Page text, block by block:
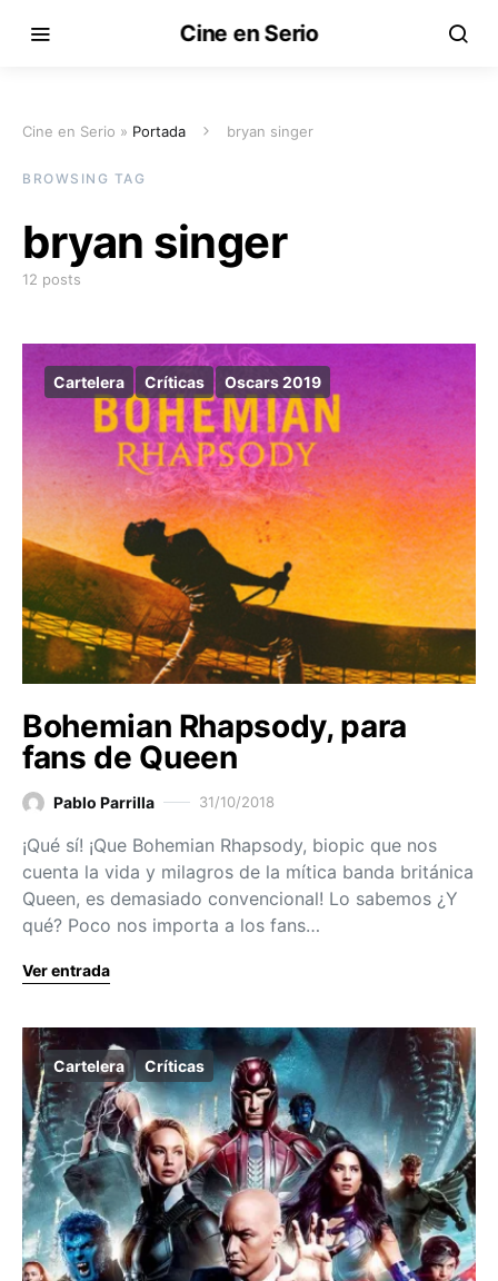
Cine en Serio
Cine en Serio » Portada bryan singer
BROWSING TAG
bryan singer
12 posts
Cartelera Críticas Oscars 2019
Bohemian Rhapsody, para
fans de Queen
Pablo Parrilla 31/10/2018
¡Qué sí! ¡Que Bohemian Rhapsody, biopic que nos
cuenta la vida y milagros de la mítica banda británica
Queen, es demasiado convencional! Lo sabemos ¿Y
qué? Poco nos importa a los fans…
Ver entrada
Cartelera Críticas